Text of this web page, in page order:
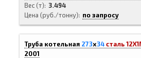
Вес (т)
3.494
Цена (руб./тонну)
по запросу
Труба котельная 273х34 сталь
2001